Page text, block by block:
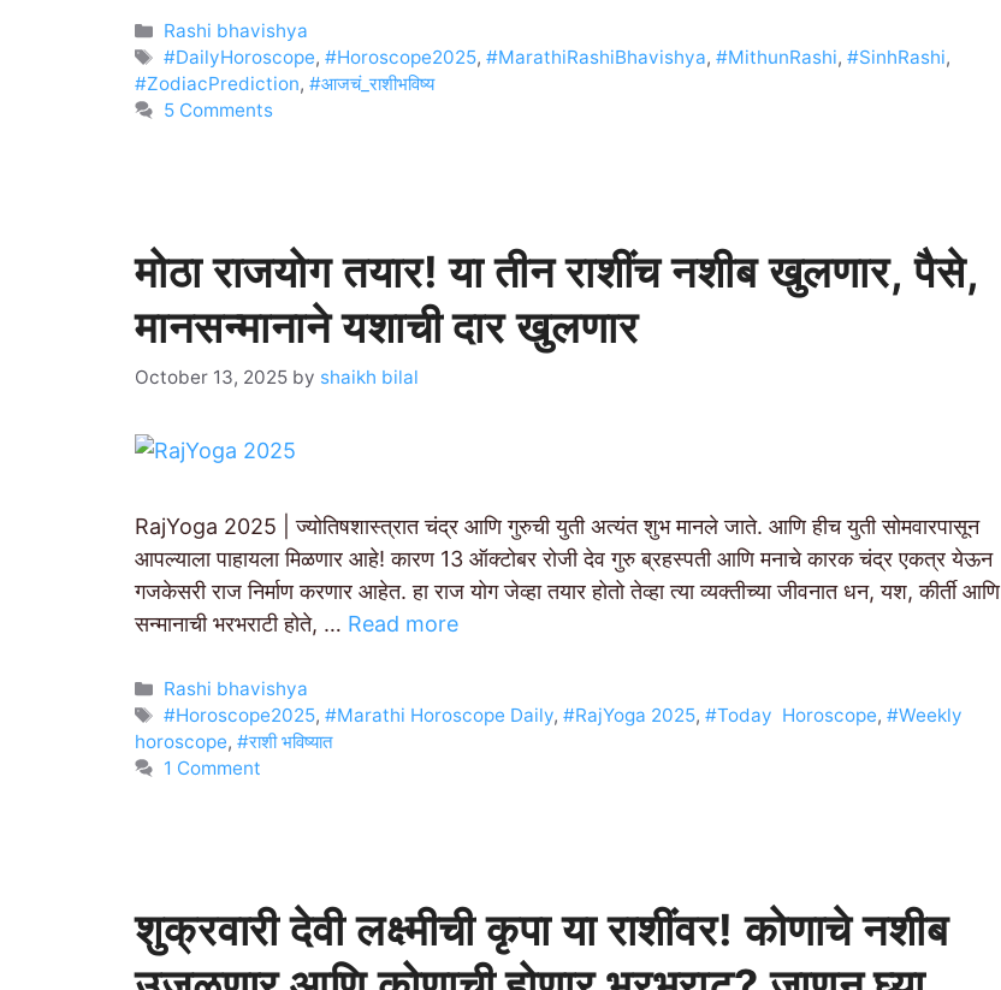
Categories
Rashi bhavishya
Tags
#DailyHoroscope,#Horoscope2025,#MarathiRashiBhavishya,#MithunRashi,#SinhRashi,
#ZodiacPrediction, #आजचं_राशीभविष्य
5 Comments
मोठा राजयोग तयार! या तीन राशींच नशीब खुलणार, पैसे,
मानसन्मानाने यशाची दार खुलणार
October 13, 2025 by shaikh bilal
RajYoga 2025 | ज्योतिषशास्त्रात चंद्र आणि गुरुची युती अत्यंत शुभ मानले जाते. आणि हीच युती सोमवारपासून
आपल्याला पाहायला मिळणार आहे! कारण 13 ऑक्टोबर रोजी देव गुरु ब्रहस्पती आणि मनाचे कारक चंद्र एकत्र येऊन
गजकेसरी राज निर्माण करणार आहेत. हा राज योग जेव्हा तयार होतो तेव्हा त्या व्यक्तीच्या जीवनात धन, यश, कीर्ती आणि
सन्मानाची भरभराटी होते, … Read more
Categories
Rashi bhavishya
Tags
#Horoscope2025,#Marathi Horoscope Daily,#RajYoga 2025,#Today Horoscope,#Weekly
horoscope, #राशी भविष्यात
1 Comment
शुक्रवारी देवी लक्ष्मीची कृपा या राशींवर! कोणाचे नशीब